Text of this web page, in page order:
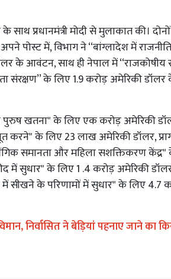
प्रधानमंत्री मोदी से मुलाकात की। दोनों
अपने पोस्ट में, विभाग ने ‘‘बांग्लादेश में
के आवंटन, साथ ही नेपाल में ‘‘राजकोषीय
संरक्षण’’ के लिए 1.9 करोड़ अमेरिकी
पुरुष खतना" के लिए एक करोड़ अमेरिकी
करने" के लिए 23 लाख अमेरिकी डॉलर,
समानता और महिला सशक्तिकरण केंद्र"
में सुधार" के लिए 1 .4 करोड़ अमेरिकी
सीखने के परिणामों में सुधार" के लिए 4.7
निर्वासित ने बेड़ियां पहनाए जाने का